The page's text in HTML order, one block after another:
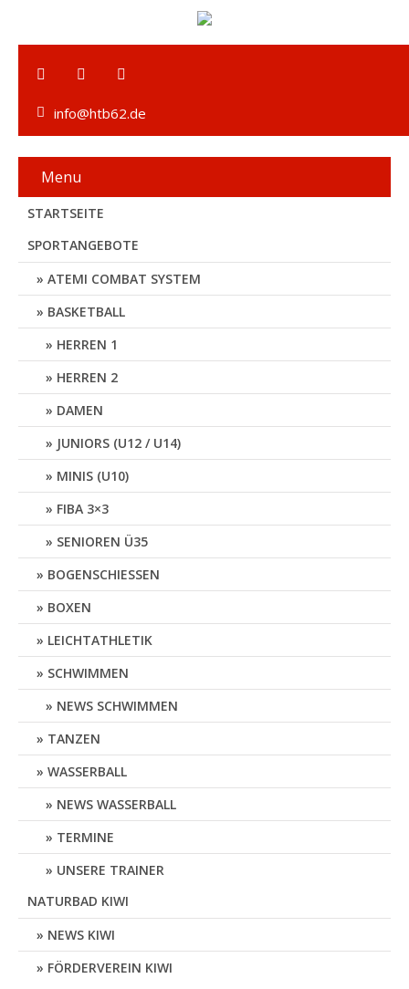
info@htb62.de
Menu
STARTSEITE
SPORTANGEBOTE
ATEMI COMBAT SYSTEM
BASKETBALL
HERREN 1
HERREN 2
DAMEN
JUNIORS (U12 / U14)
MINIS (U10)
FIBA 3×3
SENIOREN Ü35
BOGENSCHIESSEN
BOXEN
LEICHTATHLETIK
SCHWIMMEN
NEWS SCHWIMMEN
TANZEN
WASSERBALL
NEWS WASSERBALL
TERMINE
UNSERE TRAINER
NATURBAD KIWI
NEWS KIWI
FÖRDERVEREIN KIWI